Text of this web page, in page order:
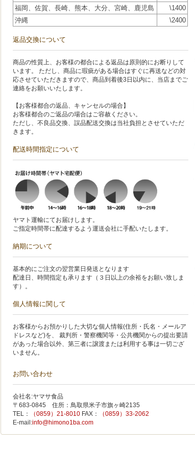
福岡、佐賀、長崎、熊本、大分、宮崎、鹿児島
\1400
沖縄
\2400
返品交換について
商品の性質上、お客様の都合による返品は原則的にお断りして
います。 ただし、商品に瑕疵がある場合はすぐに再送などの対
応させていただきますので、商品到着後3日以内に、当店までご
連絡をお願いいたします。
【お客様都合の返品、キャンセルの場合】
お客様都合のご返品の場合はご容赦ください。
ただし、不良品交換、誤品配送交換は当社負担とさせていただ
きます。
配送時間指定について
ヤマト運輸にてお届けします。
ご指定時間帯に配達するよう運送会社に手配いたします。
納期について
基本的にご注文の翌営業日発送となります
配達日、時間指定も承ります（３日以上の余裕をお願い致しま
す）。
個人情報に関して
お客様からお預かりした大切な個人情報(住所・氏名・メールア
ドレスなど)を、 裁判所・警察機関等・公共機関からの提出要請
があった場合以外、第三者に譲渡または利用する事は一切ござ
いません。
お問い合わせ
会社名:ヤマサ食品
〒683-0845 住所：鳥取県米子市旗ヶ崎2135
TEL：
（0859）21-8010 FAX：
（0859）33-2062
E-mail:info@himono1ba.com